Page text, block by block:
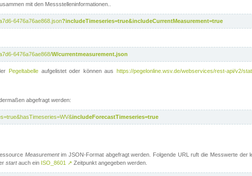
mit den Messstelleninformationen..
6476a76ae868.json?includeTimeseries=true&includeCurrentMeasurement=true
6476a76ae868/W/currentmeasurement.json
Pegeltabelleaufgelistet oder können aushttps://pegelonline.wsv.de/webservices/rest-api/v2/
abgefragt werden:
includeForecastTimeseries=true
Measurementim JSON-Format abgefragt werden. Folgende URL ruft die Messwerte der
startauch ein ISO_8601 ↗ Zeitpunkt angegeben werden.